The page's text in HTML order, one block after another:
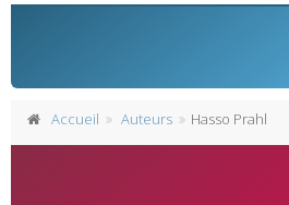
Accueil Auteurs Hasso Prahl